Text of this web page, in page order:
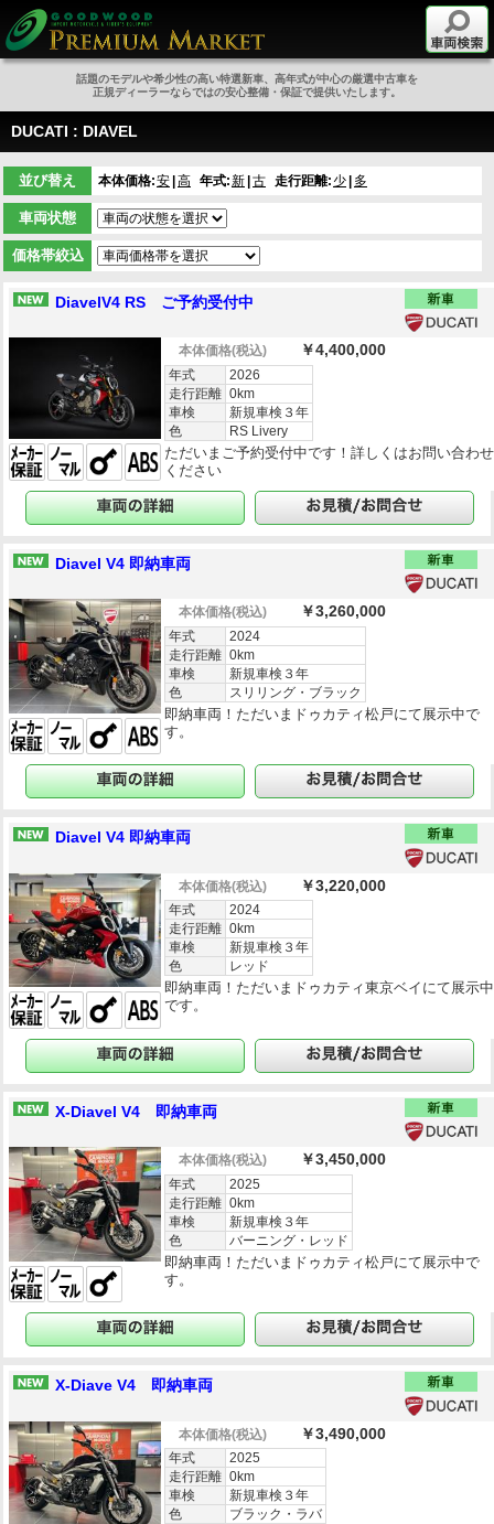
話題のモデルや希少性の高い特選新車、高年式が中心の厳選中古車を
正規ディーラーならではの安心整備・保証で提供いたします。
DUCATI : DIAVEL
並び替え 本体価格:安 高 年式:新 古 走行距離: 少 多
車両状態
価格帯絞込
DiavelV4 RS ご予約受付中
本体価格(税込) ￥4,400,000
年式
2026
走行距離 0km
車検
新規車検３年
色
RS Livery
ただいまご予約受付中です！詳しくはお問い合わせ
ください
Diavel V4 即納車両
本体価格(税込) ￥3,260,000
年式
2024
走行距離 0km
車検
新規車検３年
色
スリリング・ブラック
即納車両！ただいまドゥカティ松戸にて展示中で
す。
Diavel V4 即納車両
本体価格(税込) ￥3,220,000
年式
2024
走行距離 0km
車検
新規車検３年
色
レッド
即納車両！ただいまドゥカティ東京ベイにて展示中
です。
X-Diavel V4 即納車両
本体価格(税込) ￥3,450,000
年式
2025
走行距離 0km
車検
新規車検３年
色
バーニング・レッド
即納車両！ただいまドゥカティ松戸にて展示中で
す。
X-Diave V4 即納車両
本体価格(税込) ￥3,490,000
年式
2025
走行距離 0km
車検
新規車検３年
色
ブラック・ラバ